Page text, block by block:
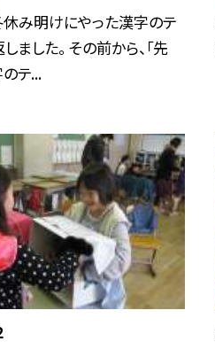
休み明けにやった漢字のテ
ました。 その前から、「先
のテ...